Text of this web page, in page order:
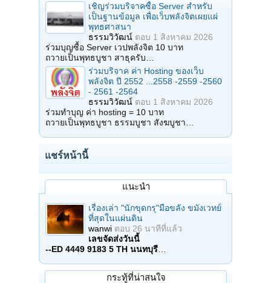
เชิญร่วมบริจาคซื้อ Server สำหรับ
เป็นฐานข้อมูล เพื่อเว็บพลังจิตเผยแผ่
พุทธศาสนา
ธรรมวิวัฒน์ ตอบ 1 สิงหาคม 2026
ร่วมบุญซื้อ Server เวปพลังจิต 10 บาท
ถวายเป็นพุทธบูชา สาธุครับ…
ร่วมบริจาค ค่า Hosting ของเว็บ
พลังจิต ปี 2552 ...2558 -2559 -2560
- 2561 -2564
ธรรมวิวัฒน์ ตอบ 1 สิงหาคม 2026
ร่วมทำบุญ ค่า hosting = 10 บาท
ถวายเป็นพุทธบูชา ธรรมบูชา สังฆบูชา…
แชร์หน้านี้
แนะนำ
เรื่องเล่า "นักขุดกรุ"มือขลัง ขมังเวทย์
ที่สุดในแผ่นดิน
wanwi ตอบ 26 นาทีที่แล้ว
เลขจัดส่งวันนี้
--ED 4449 9183 5 TH นนทบุรี
กระทู้ที่น่าสนใจ